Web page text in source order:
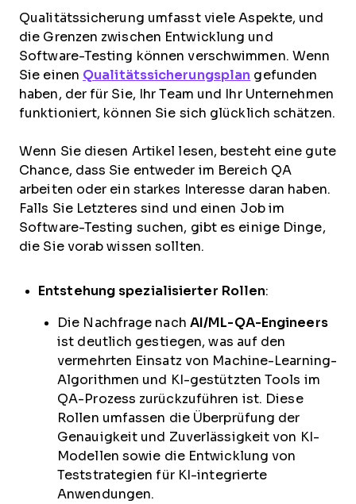
Qualitätssicherung umfasst viele Aspekte, und
die Grenzen zwischen Entwicklung und
Software-Testing können verschwimmen. Wenn
Sie einen Qualitätssicherungsplan gefunden
haben, der für Sie, Ihr Team und Ihr Unternehmen
funktioniert, können Sie sich glücklich schätzen.
Wenn Sie diesen Artikel lesen, besteht eine gute
Chance, dass Sie entweder im Bereich QA
arbeiten oder ein starkes Interesse daran haben.
Falls Sie Letzteres sind und einen Job im
Software-Testing suchen, gibt es einige Dinge,
die Sie vorab wissen sollten.
Entstehung spezialisierter Rollen:
Die Nachfrage nach AI/ML-QA-Engineers
ist deutlich gestiegen, was auf den
vermehrten Einsatz von Machine-Learning-
Algorithmen und KI-gestützten Tools im
QA-Prozess zurückzuführen ist. Diese
Rollen umfassen die Überprüfung der
Genauigkeit und Zuverlässigkeit von KI-
Modellen sowie die Entwicklung von
Teststrategien für KI-integrierte
Anwendungen.